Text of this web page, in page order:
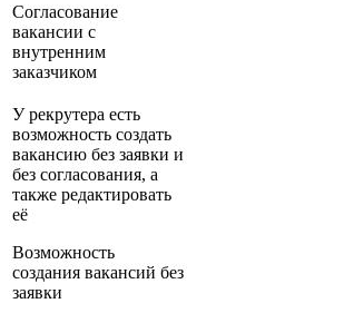
Согласование
вакансии с
внутренним
заказчиком
У рекрутера есть
возможность создать
вакансию без заявки и
без согласования, а
также редактировать
её
Возможность
создания вакансий без
заявки